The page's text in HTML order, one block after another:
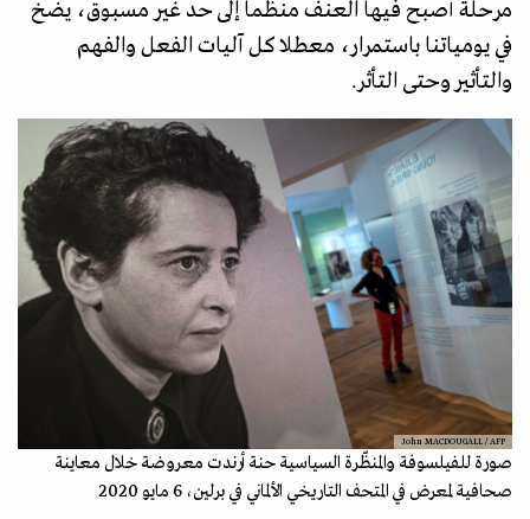
مرحلة أصبح فيها العنف منظما إلى حد غير مسبوق، يضخ
في يومياتنا باستمرار، معطلا كل آليات الفعل والفهم
والتأثير وحتى التأثر.
John MACDOUGALL / AFP
صورة للفيلسوفة والمنظّرة السياسية حنة أرندت معروضة خلال معاينة
صحافية لمعرض في المتحف التاريخي الألماني في برلين، 6 مايو 2020